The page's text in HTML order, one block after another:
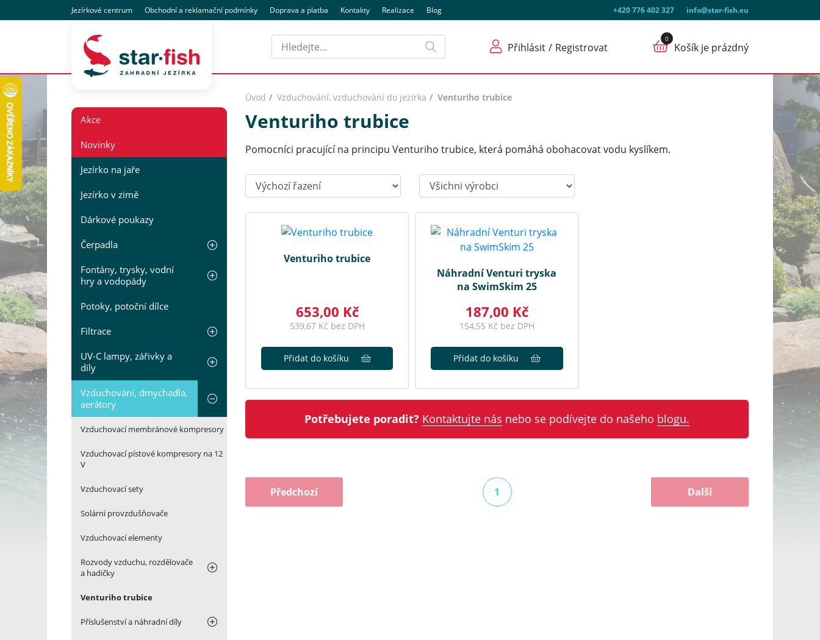
+420 776 402 327 info@star-fish.eu
Jezírkové centrum Obchodnía reklamační podmínky Doprava a platba Kontakty Realizace Blog
Hledat
Přihlásit Registrovat Košík je prázdný
Akce
Novinky
Jezírko na jaře
Jezírko v zimě
Dárkové poukazy
Čerpadla
Fontány, trysky, vodní
hry a vodopády
Potoky, potoční dílce
Filtrace
UV-C lampy, zářivky a
díly
Vzduchování, dmychadla,
aerátory
Vzduchovací membránové kompresory
Vzduchovací pístové kompresory na 12
V
Vzduchovací sety
Solární provzdušňovače
Vzduchovací elementy
Rozvody vzduchu, rozdělovače
a hadičky
Venturiho trubice
Příslušenství a náhradní díly
Úvod Vzduchování, vzduchování do jezírka Venturiho trubice
Venturiho trubice
Pomocníci pracující na principu Venturiho trubice, která pomáhá obohacovat vodu kyslíkem.
Seřadit: Výrobci:
Venturiho trubice
653,00 Kč
539,67 Kč bez DPH
Přidat do košíku
Náhradní Venturi tryska
na SwimSkim 25
187,00 Kč
154,55 Kč bez DPH
Přidat do košíku
Potřebujete poradit? Kontaktujte nás nebo se podívejte do našeho blogu.
Předchozí 1(aktuální) Další